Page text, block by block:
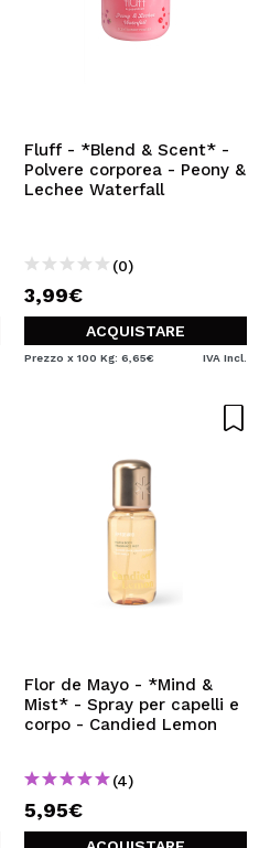
Fluff - *Blend & Scent* -
Polvere corporea - Peony &
Lechee Waterfall
(0)
3,99€
ACQUISTARE
Prezzo x 100 Kg: 6,65€ IVA Incl.
Flor de Mayo - *Mind &
Mist* - Spray per capelli e
corpo - Candied Lemon
(4)
5,95€